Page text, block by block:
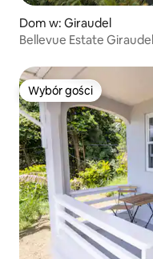
Dom w: Giraudel
Bellevue Estate Giraudel
Wybór gości
Wybór gości